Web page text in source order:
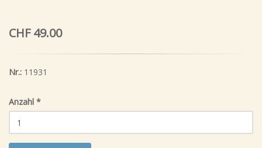
CHF 49.00
Nr.: 11931
Anzahl *